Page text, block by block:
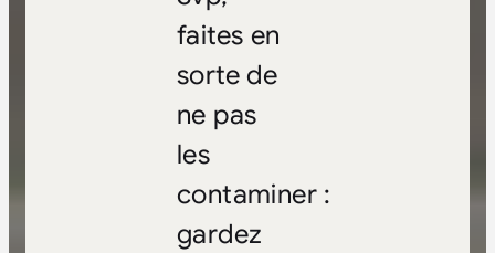
faites en
sorte de
ne pas
les
contaminer :
gardez